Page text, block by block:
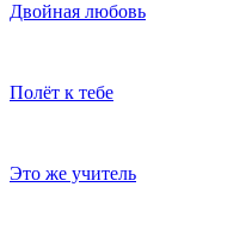
Двойная любовь
Полёт к тебе
Это же учитель